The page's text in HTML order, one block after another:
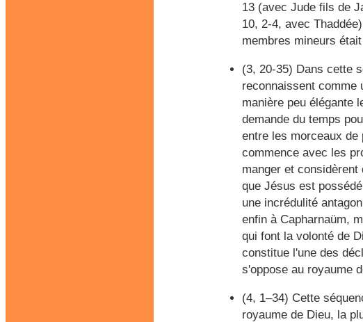
13 (avec Jude fils de
10, 2-4, avec
membres mineurs
(3, 20-35) Dans cette
reconnaissent comme
manière peu élégante
demande du temps
entre les morceaux
commence avec les
manger et
que Jésus est
une incrédulité
enfin à Capharnaüm,
qui font la volonté de
constitue l'une des
s'oppose au royaume
(4, 1–34) Cette
royaume de Dieu, la